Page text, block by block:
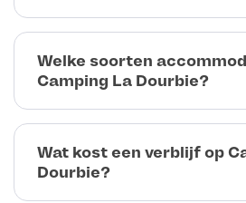
Welke soorten
Camping La Dourbie?
Wat kost een verblijf op
Dourbie?